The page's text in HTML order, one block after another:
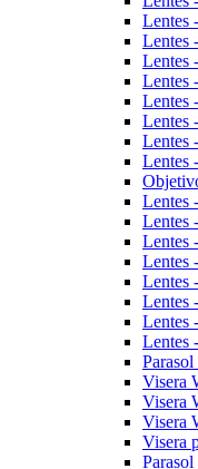
Lentes
Lentes
Lentes
Lentes
Lentes
Lentes
Lentes
Lentes
Lentes
Lentes
Lentes
Lentes
Lentes
Lentes
Lentes
Lentes
Visera
Visera
Visera
Visera